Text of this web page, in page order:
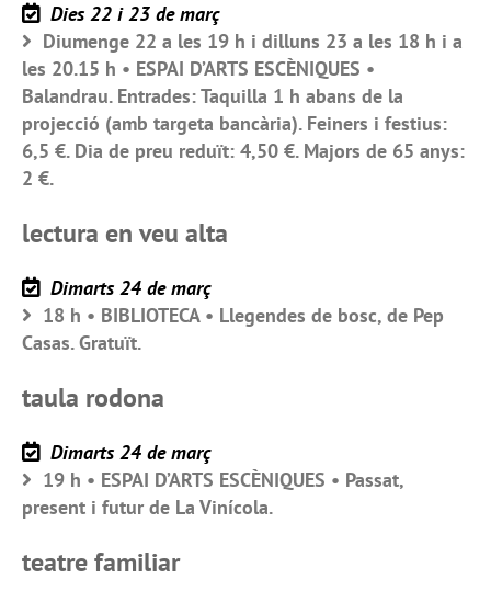
Dies 22 i 23 de març
Diumenge 22 a les 19 h i dilluns 23 a les 18 h i a
les 20.15 h • ESPAI D’ARTS ESCÈNIQUES •
Balandrau. Entrades: Taquilla 1 h abans de la
projecció (amb targeta bancària). Feiners i festius:
6,5 €. Dia de preu reduït: 4,50 €. Majors de 65 anys:
2 €.
lectura en veu alta
Dimarts 24 de març
18 h • BIBLIOTECA • Llegendes de bosc, de Pep
Casas. Gratuït.
taula rodona
Dimarts 24 de març
19 h • ESPAI D’ARTS ESCÈNIQUES • Passat,
present i futur de La Vinícola.
teatre familiar